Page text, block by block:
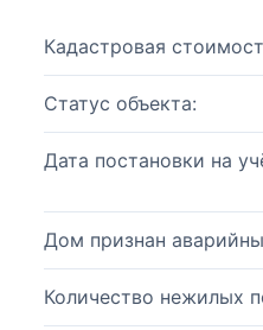
Кадастровая
Статус объекта:
Дата постановки на
Дом признан
Количество нежилых